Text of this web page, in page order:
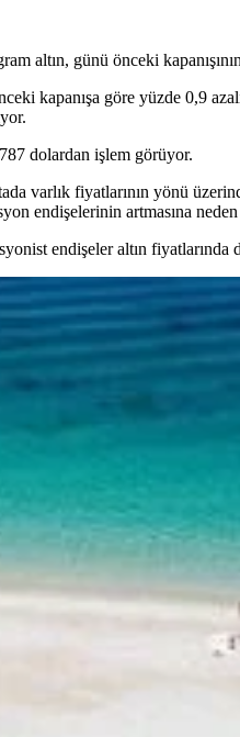
altın, günü önceki
kapanışa göre yüzde 0,9
dolardan işlem görüyor.
varlık fiyatlarının yönü
endişelerinin artmasına
endişeler altın fiyatlarında